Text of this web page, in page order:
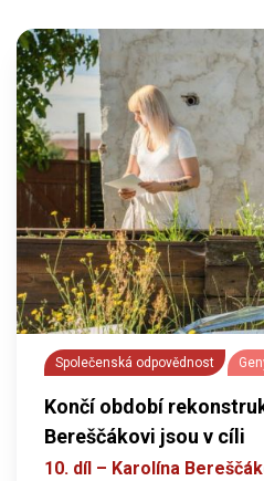
Společenská odpovědnost
Končí období
Bereščákovi jsou v cíli
10. díl – Karolína